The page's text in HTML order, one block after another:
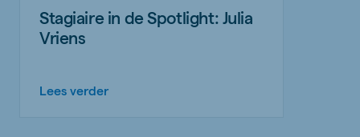
Stagiaire in de Spotlight: Julia
Vriens
Lees verder